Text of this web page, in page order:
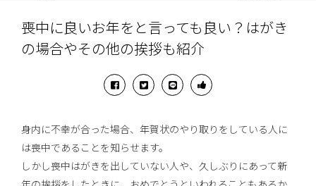
喪中に良いお年をと言っても良い？はがき
の場合やその他の挨拶も紹介
身内に不幸が合った場合、年賀状のやり取りをしている人に
は喪中であることを知らせます。
しかし喪中はがきを出していない人や、久しぶりにあって新